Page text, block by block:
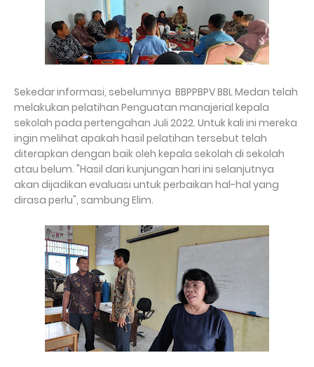
Sekedar informasi, sebelumnya BBPPBPV BBL Medan telah
melakukan pelatihan Penguatan manajerial kepala
sekolah pada pertengahan Juli 2022. Untuk kali ini mereka
ingin melihat apakah hasil pelatihan tersebut telah
diterapkan dengan baik oleh kepala sekolah di sekolah
atau belum. "Hasil dari kunjungan hari ini selanjutnya
akan dijadikan evaluasi untuk perbaikan hal-hal yang
dirasa perlu", sambung Elim.